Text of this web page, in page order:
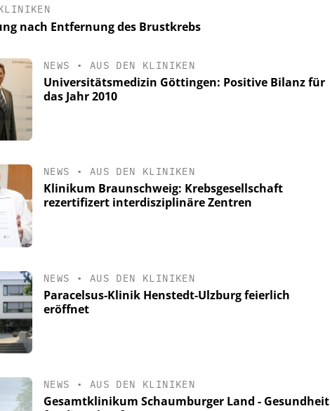
nach Entfernung des Brustkrebs
NEWS • AUS DEN KLINIKEN
Universitätsmedizin Göttingen: Positive Bilanz für
das Jahr 2010
NEWS • AUS DEN KLINIKEN
Klinikum Braunschweig: Krebsgesellschaft
rezertifizert interdisziplinäre Zentren
NEWS • AUS DEN KLINIKEN
Paracelsus-Klinik Henstedt-Ulzburg feierlich
eröffnet
NEWS • AUS DEN KLINIKEN
Gesamtklinikum Schaumburger Land - Gesundheit